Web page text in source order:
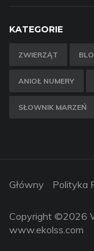
KATEGORIE
ZWIERZĄT
ANIOŁ NUMERY
SŁOWNIK MARZEŃ
Główny Polityka
Copyright ©2026
www.ekolss.com